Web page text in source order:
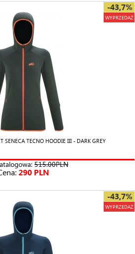
-43,7%
WYPRZEDAŻ
SENECA TECNO HOODIE III - DARK GREY
515.00PLN
290 PLN
-43,7%
WYPRZEDAŻ